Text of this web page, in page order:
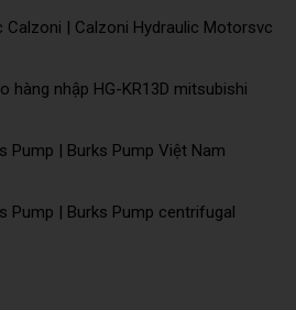
| Calzoni Hydraulic Motorsvc
hàng nhập HG-KR13D mitsubishi
Pump | Burks Pump Việt Nam
Pump | Burks Pump centrifugal